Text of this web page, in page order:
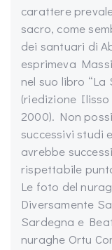
carattere
sacro, come
dei santuari di
esprimeva
nel suo libro
(riedizione Ilisso
2000). Non
successivi studi
avrebbe
rispettabile
Le foto del
Diversamente
Sardegna e
nuraghe Ortu